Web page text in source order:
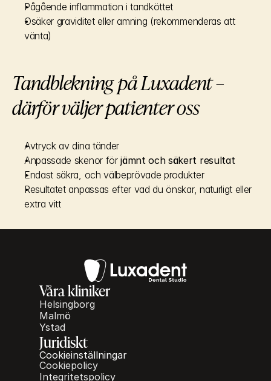
Pågående inflammation i tandköttet
Osäker graviditet eller amning (rekommenderas att
vänta)
Tandblekning på Luxadent –
därför väljer patienter oss
Avtryck av dina tänder
Anpassade skenor för jämnt och säkert resultat
Endast säkra, och välbeprövade produkter
Resultatet anpassas efter vad du önskar, naturligt eller
extra vitt
Våra kliniker
Helsingborg
Malmö
Ystad
Juridiskt
Cookieinställningar
Cookiepolicy
Integritetspolicy